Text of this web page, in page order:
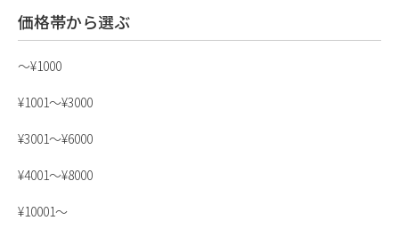
価格帯から選ぶ
〜¥1000
¥1001〜¥3000
¥3001〜¥6000
¥4001〜¥8000
¥10001〜